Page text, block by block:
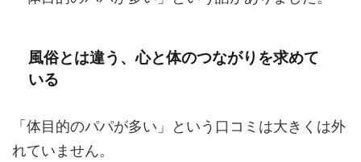
風俗とは違う、心と体のつながりを求めて
いる
「体目的のパパが多い」という口コミは大きくは外
れていません。